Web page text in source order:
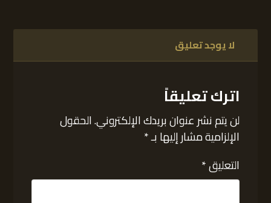
لا يوجد تعليق
اترك تعليقاً
لن يتم نشر عنوان بريدك الإلكتروني.الحقول
الإلزامية مشار إليها بـ*
التعليق*